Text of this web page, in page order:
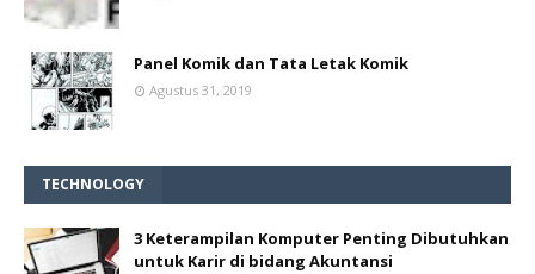
Panel Komik dan Tata Letak Komik
Agustus 31, 2019
TECHNOLOGY
3 Keterampilan Komputer Penting Dibutuhkan
untuk Karir di bidang Akuntansi